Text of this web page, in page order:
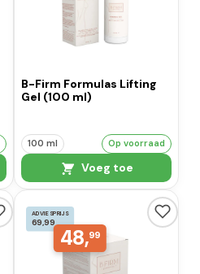
B-Firm Formulas Lifting
Gel (100 ml)
100 ml Op voorraad
Voeg toe
ADVIESPRIJS
69,99
48,99